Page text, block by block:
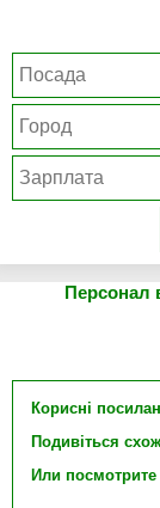
Персонал
Корисні
Подивіться
Или посмотрите